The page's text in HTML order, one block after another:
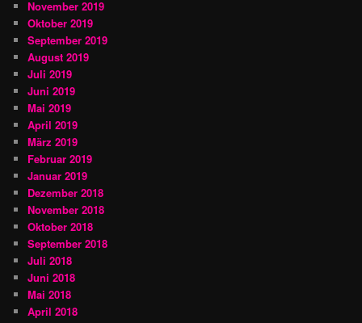
November 2019
Oktober 2019
September 2019
August 2019
Juli 2019
Juni 2019
Mai 2019
April 2019
März 2019
Februar 2019
Januar 2019
Dezember 2018
November 2018
Oktober 2018
September 2018
Juli 2018
Juni 2018
Mai 2018
April 2018